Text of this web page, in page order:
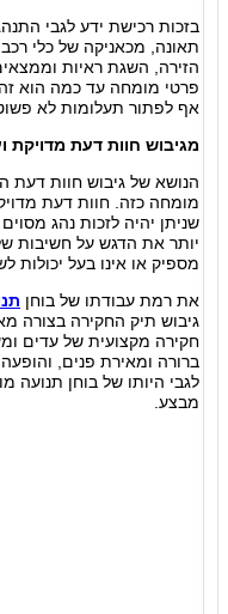
בזכות רכישת ידע לגבי
תאונה, מכאניקה של כלי
הזירה, השגת ראיות
פרטי מומחה עד כמה הוא
אף לפתור תעלומות לא
מגיבוש חוות דעת
הנושא של גיבוש חוות דעת
מומחה כזה. חוות דעת
שניתן יהיה לזכות נהג
יותר את הדגש על חשיבות
מספיק או אינו בעל יכולות
את רמת עבודתו של בוחן
גיבוש תיק החקירה בצורה
חקירה מקצועית של עדים
ברורה ומאירת פנים,
לגבי היותו של בוחן
מבצע.